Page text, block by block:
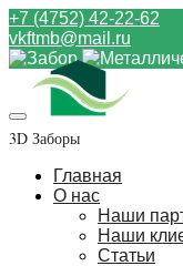
+7 (4752) 42-22-62
vkftmb@mail.ru
3D Заборы
Главная
О нас
Наши
Наши
Статьи